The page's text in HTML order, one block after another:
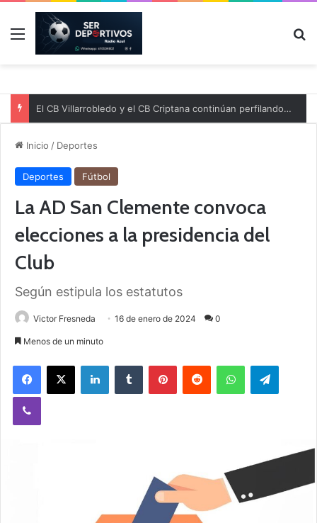
Menú
El CB Villarrobledo y el CB Criptana continúan perfilando sus plantillas
Inicio / Deportes
Deportes Fútbol
La AD San Clemente convoca
elecciones a la presidencia del
Club
Según estipula los estatutos
Victor Fresneda 16 de enero de 2024 0
Menos de un minuto